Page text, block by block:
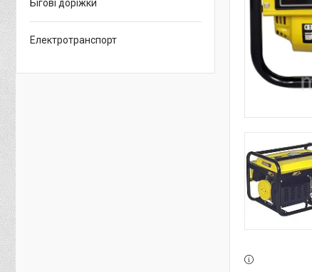
Бігові доріжки
Електротранспорт